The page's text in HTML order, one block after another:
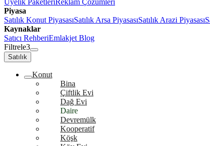
Üyelik PaketleriReklam Çözümleri
Piyasa
Satılık Konut PiyasasıSatılık Arsa PiyasasıSatılık Arazi Piyasası
Kaynaklar
Satıcı RehberiEmlakjet Blog
Filtrele3
Satılık
Konut
Bina
Çiftlik Evi
Dağ Evi
Daire
Devremülk
Kooperatif
Köşk